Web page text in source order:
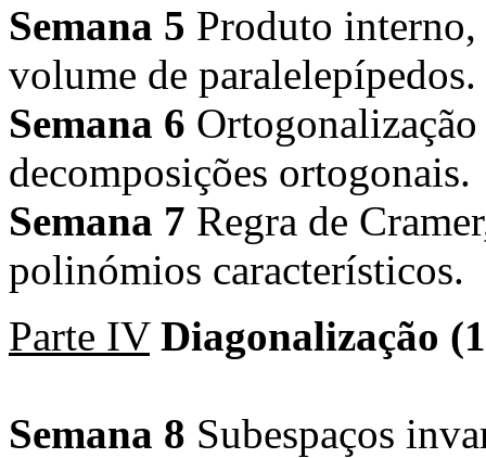
Semana 5 Produto interno,
volume de paralelepípedos.
Semana 6
decomposições ortogonais.
Semana 7 Regra de
polinómios característicos.
Parte IV Diagonalização
Semana 8 Subespaços